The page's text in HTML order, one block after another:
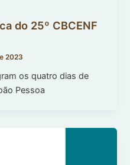
do 25º CBCENF
2023
os quatro dias de
Pessoa